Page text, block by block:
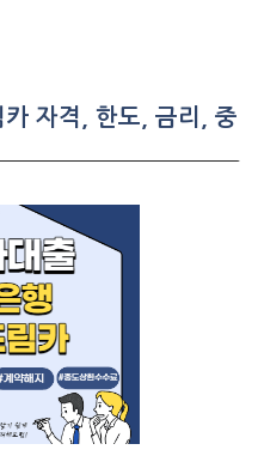
자격, 한도, 금리, 중